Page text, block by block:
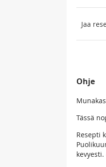
Jaa
Ohje
Tässä
Resepti